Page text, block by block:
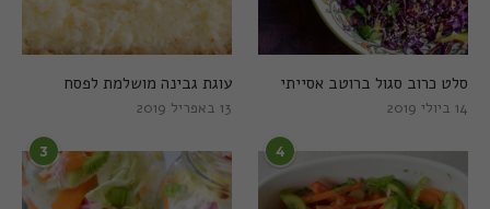
עוגת גבינה מושלמת לפסח
13 באפריל 2019
סלט כרוב סגול ברוטב אסייתי
14 ביולי 2019
3 4